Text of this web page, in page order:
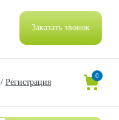
Заказать звонок
/ Регистрация
0